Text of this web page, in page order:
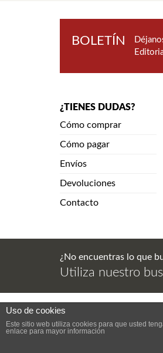
BOLETÍN
¿TIENES DUDAS?
Cómo comprar
Cómo pagar
Envíos
Devoluciones
Contacto
¿No encuentras lo que
Utiliza nuestro
Aviso Legal. Política de
Uso de cookies
Este sitio web utiliza cookies para que usted
enlace para mayor información